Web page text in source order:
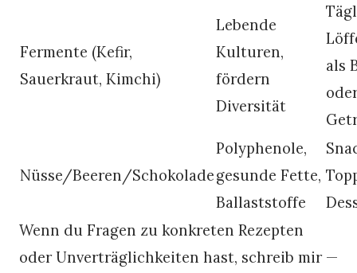
Fermente (Kefir,
Sauerkraut, Kimchi)
Lebende
Kulturen,
fördern
Diversität
als
Nüsse/Beeren/Schokolade
Polyphenole,
gesunde Fette,
Ballaststoffe
Wenn du Fragen zu konkreten Rezepten
oder Unverträglichkeiten hast, schreib mir —